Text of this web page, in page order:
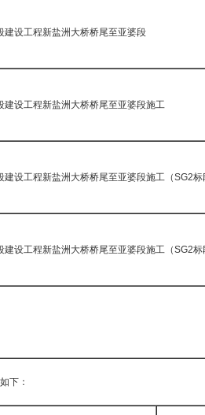
建设工程新盐洲大桥桥尾至亚婆段
设工程新盐洲大桥桥尾至亚婆段施工
设工程新盐洲大桥桥尾至亚婆段施工（SG2标
建设工程新盐洲大桥桥尾至亚婆段施工（SG2
下：